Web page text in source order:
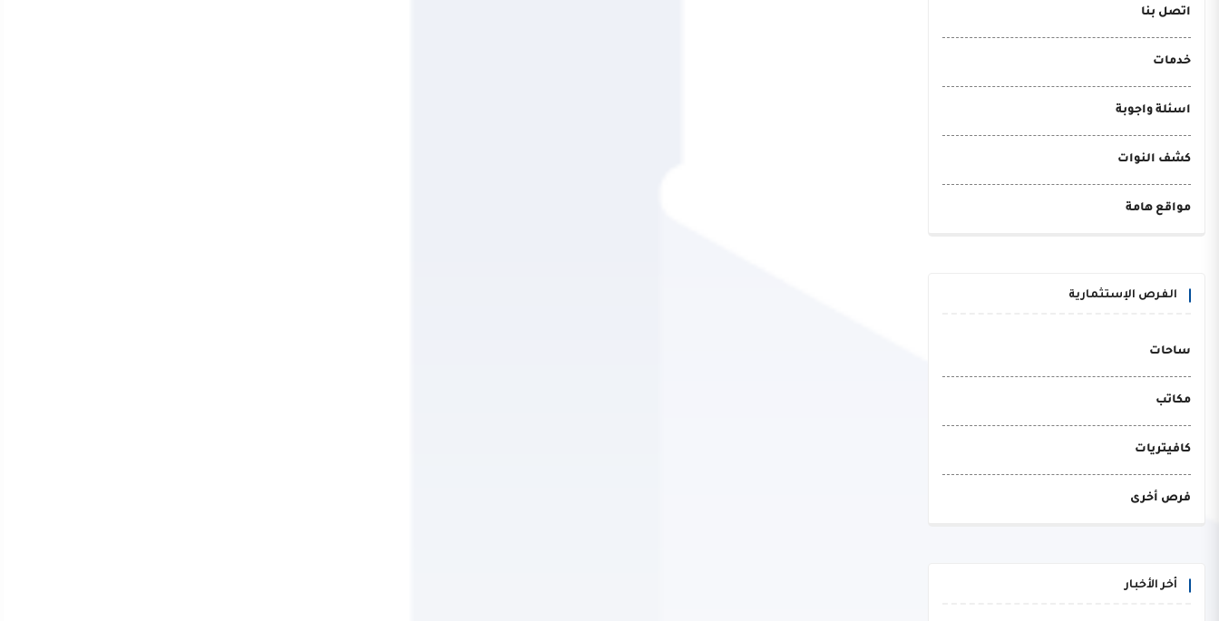
اتصل بنا
خدمات
اسئلة واجوبة
كشف النوات
مواقع هامة
الفرص الإستثمارية
ساحات
مكاتب
كافيتريات
فرص أخرى
أخر الأخبار